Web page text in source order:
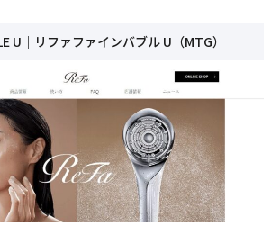
U｜リファファインバブル U（MTG）